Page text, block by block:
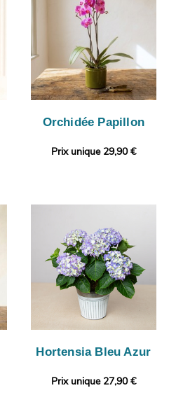
Orchidée Papillon
Prix unique 29,90 €
Hortensia Bleu Azur
Prix unique 27,90 €